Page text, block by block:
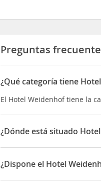
Preguntas
¿Qué categoría tiene
El Hotel Weidenhof tiene la
¿Dónde está situado
El Hotel Weidenhof está
¿Dispone el Hotel
Sí, el Hotel Weidenhof